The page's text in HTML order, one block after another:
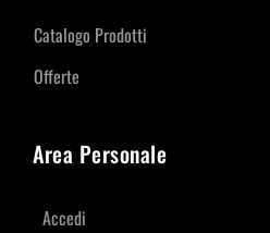
Catalogo Prodotti
Offerte
Area Personale
Accedi